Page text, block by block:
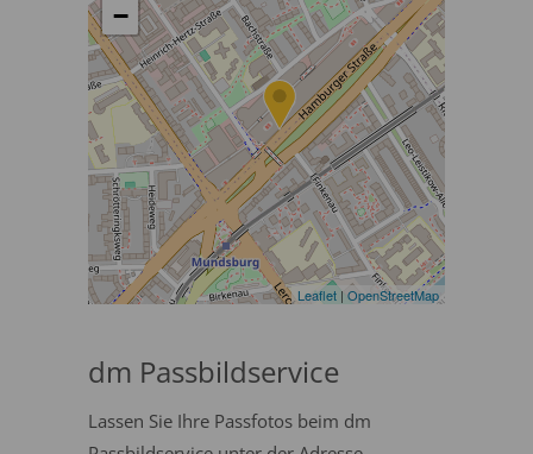
−
Leaflet|OpenStreetMap
dm Passbildservice
Lassen Sie Ihre Passfotos beim dm